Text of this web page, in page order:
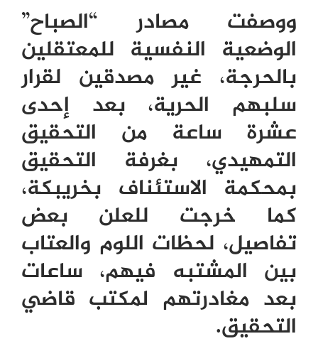
ووصفت مصادر “الصباح”
الوضعية النفسية للمعتقلين
بالحرجة، غير مصدقين لقرار
سلبهم الحرية، بعد إحدى
عشرة ساعة من التحقيق
التمهيدي، بغرفة التحقيق
بمحكمة الاستئناف بخريبكة،
كما خرجت للعلن بعض
تفاصيل، لحظات اللوم والعتاب
بين المشتبه فيهم، ساعات
بعد مغادرتهم لمكتب قاضي
التحقيق.